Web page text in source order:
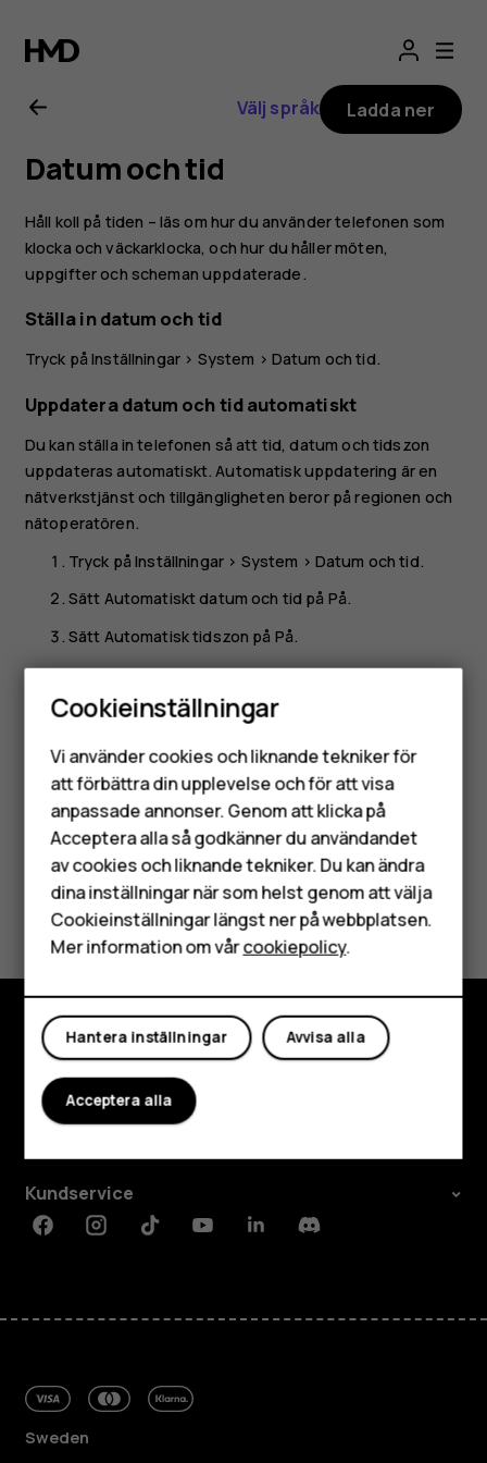
för
Nokia
8.1
Smartphones
Mobiltelefoner
Tillbehör
HMD Terra M
Surfplattor
Välj språk Ladda ner
Datum och tid
Håll koll på tiden – läs om hur du använder telefonen som
klocka och väckarklocka, och hur du håller möten,
uppgifter och scheman uppdaterade.
Ställa in datum och tid
Tryck påInställningar > System > Datum och tid.
Uppdatera datum och tid automatiskt
Du kan ställa in telefonen så att tid, datum och tidszon
uppdateras automatiskt. Automatisk uppdatering är en
nätverkstjänst och tillgängligheten beror på regionen och
nätoperatören.
Tryck påInställningar > System > Datum och tid.
Sätt Automatiskt datum och tid på På.
Sätt Automatisk tidszon på På.
Tryck påInställningar>System>Datum och tid
Använd 24-timmarsformattill På.
Var detta till hjälp?
Ja Nej
Utforska
Om
Kundservice
FacebookInstagramTiktokYoutubeLinkedinDiscord
Sweden
Cookieinställningar
Vi använder cookies och liknande tekniker för
att förbättra din upplevelse och för att visa
anpassade annonser. Genom att klicka på
Acceptera alla så godkänner du användandet
av cookies och liknande tekniker. Du kan ändra
dina inställningar när som helst genom att välja
Cookieinställningar längst ner på webbplatsen.
Mer information om vårcookiepolicy.
Avvisa alla
Hantera inställningar
Acceptera alla